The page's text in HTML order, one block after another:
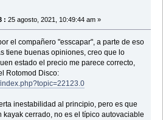
: 25 agosto, 2021, 10:49:44 am »
el compañero "esscapar", a parte de eso
tiene buenas opiniones, creo que lo
estado el precio me parece correcto,
Rotomod Disco:
inestabilidad al principio, pero es que
kayak cerrado, no es el típico autovaciable